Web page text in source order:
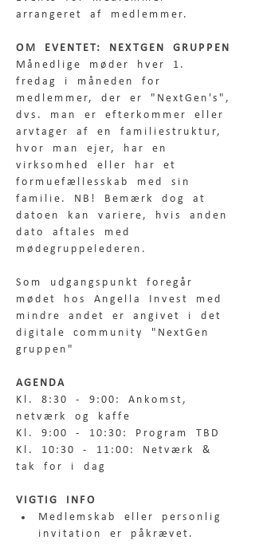
arrangeret af medlemmer.
OM EVENTET: NEXTGEN GRUPPEN
Månedlige møder hver 1.
fredag i måneden for
medlemmer, der er "NextGen's",
dvs. man er efterkommer eller
arvtager af en familiestruktur,
hvor man ejer, har en
virksomhed eller har et
formuefællesskab med sin
familie. NB! Bemærk dog at
datoen kan variere, hvis anden
dato aftales med
mødegruppelederen.
Som udgangspunkt foregår
mødet hos Angella Invest med
mindre andet er angivet i det
digitale community "NextGen
gruppen"
AGENDA
Kl. 8:30 - 9:00: Ankomst,
netværk og kaffe
Kl. 9:00 - 10:30: Program TBD
Kl. 10:30 - 11:00: Netværk &
tak for i dag
VIGTIG INFO
Medlemskab eller personlig
invitation er påkrævet.